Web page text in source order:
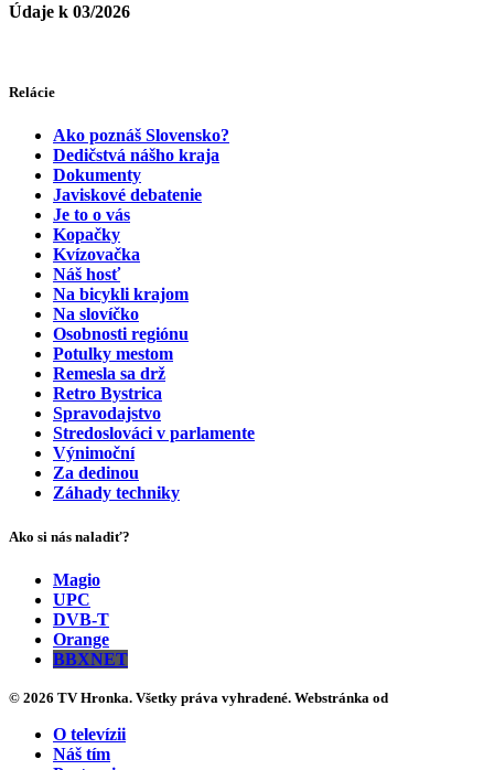
Údaje k 03/2026
Relácie
Ako poznáš Slovensko?
Dedičstvá nášho kraja
Dokumenty
Javiskové debatenie
Je to o vás
Kopačky
Kvízovačka
Náš hosť
Na bicykli krajom
Na slovíčko
Osobnosti regiónu
Potulky mestom
Remesla sa drž
Retro Bystrica
Spravodajstvo
Stredoslováci v parlamente
Výnimoční
Za dedinou
Záhady techniky
Ako si nás naladiť?
Magio
UPC
DVB-T
Orange
BBXNET
© 2026 TV Hronka. Všetky práva vyhradené. Webstránka od
O televízii
Náš tím